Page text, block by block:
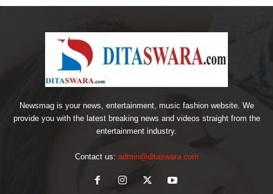
Newsmag is your news, entertainment, music fashion website. We
provide you with the latest breaking news and videos straight from the
entertainment industry.
Contact us: admin@ditaswara.com